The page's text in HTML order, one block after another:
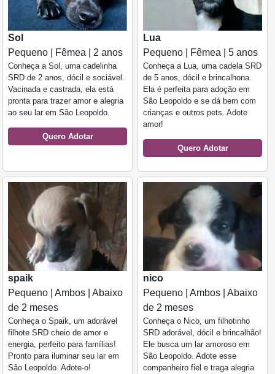
Sol
Pequeno | Fêmea | 2 anos
Conheça a Sol, uma cadelinha
SRD de 2 anos, dócil e sociável.
Vacinada e castrada, ela está
pronta para trazer amor e alegria
ao seu lar em São Leopoldo.
Quero Adotar
Lua
Pequeno | Fêmea | 5 anos
Conheça a Lua, uma cadela SRD
de 5 anos, dócil e brincalhona.
Ela é perfeita para adoção em
São Leopoldo e se dá bem com
crianças e outros pets. Adote
amor!
Quero Adotar
spaik
Pequeno | Ambos | Abaixo
de 2 meses
Conheça o Spaik, um adorável
filhote SRD cheio de amor e
energia, perfeito para famílias!
Pronto para iluminar seu lar em
São Leopoldo. Adote-o!
nico
Pequeno | Ambos | Abaixo
de 2 meses
Conheça o Nico, um filhotinho
SRD adorável, dócil e brincalhão!
Ele busca um lar amoroso em
São Leopoldo. Adote esse
companheiro fiel e traga alegria